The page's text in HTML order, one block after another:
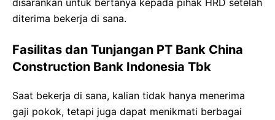
diterima bekerja di sana.
Fasilitas dan Tunjangan PT Bank China
Construction Bank Indonesia Tbk
Saat bekerja di sana, kalian tidak hanya menerima
gaji pokok, tetapi juga dapat menikmati berbagai